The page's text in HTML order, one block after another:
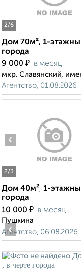
2/6
Дом 70м², 1-
города
9 000 ₽ в месяц
мкр. Славянский,
Агентство, 01.08.2026
2/3
‹
Дом 40м², 1-
города
10 000 ₽ в месяц
Пушкина
Агентство, 06.08.2026
‹